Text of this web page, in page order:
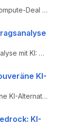
Anthropic & Amazon: $100 Mrd. Compute-Deal und was er für Cloud-Native-Teams bedeutet – Anthropic sichert 5 Gigawatt AWS...
PwC und AWS automatisieren Vertragsanalyse mit KI: Serverlose AI-Annotation-Architektur auf Amazon Bedrock für Legal- un...
KI-
Cohere übernimmt Aleph Alpha: Souveräne KI-Alternative aus Europa entsteht – kanadisch-deutsches Fusion mit Schwarz-Grup...
KI-